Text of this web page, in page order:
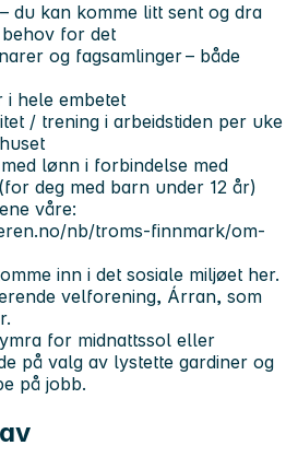
du kan komme litt sent og dra
for det
og fagsamlinger – både
i hele embetet
/ trening i arbeidstiden per uke
lønn i forbindelse med
deg med barn under 12 år)
våre:
nb/troms-finnmark/om-
inn i det sosiale miljøet her.
velforening, Árran, som
for midnattssol eller
på valg av lystette gardiner og
på jobb.